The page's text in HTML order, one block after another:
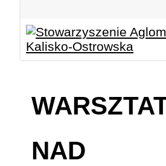
NAD